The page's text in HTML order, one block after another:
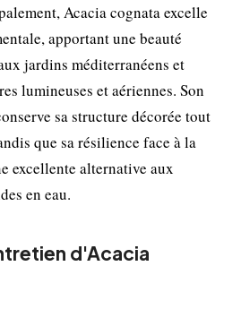
Acacia cognata excelle
apportant une beauté
jardins méditerranéens et
lumineuses et aériennes. Son
sa structure décorée tout
que sa résilience face à la
excellente alternative aux
en eau.
d'Acacia